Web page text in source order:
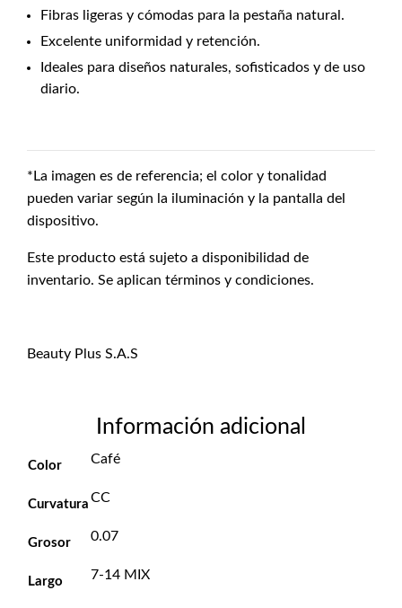
Fibras ligeras y cómodas para la pestaña natural.
Excelente uniformidad y retención.
Ideales para diseños naturales, sofisticados y de uso
diario.
*La imagen es de referencia; el color y tonalidad
pueden variar según la iluminación y la pantalla del
dispositivo.
Este producto está sujeto a disponibilidad de
inventario. Se aplican términos y condiciones.
Beauty Plus S.A.S
Información adicional
Color Café
Curvatura CC
Grosor 0.07
Largo 7-14 MIX